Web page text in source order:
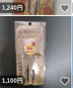
1,240円
1,100円